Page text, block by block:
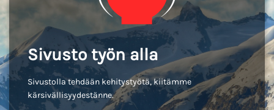
Sivusto työn alla
Sivustolla tehdään kehitystyötä, kiitämme
kärsivällisyydestänne.